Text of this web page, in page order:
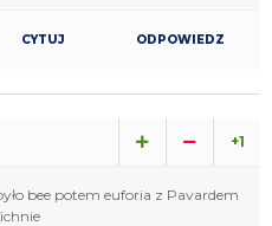
CYTUJ ODPOWIEDZ
+1
bee potem euforia z Pavardem